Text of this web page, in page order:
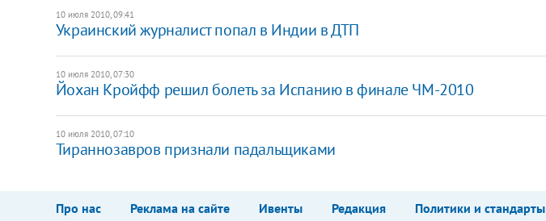
10 июля 2010, 09:41
Украинский журналист попал в Индии в ДТП
10 июля 2010, 07:30
Йохан Кройфф решил болеть за Испанию в финале ЧМ-2010
10 июля 2010, 07:10
Тираннозавров признали падальщиками
Про нас Реклама на сайте Ивенты Редакция Политики и стандарты